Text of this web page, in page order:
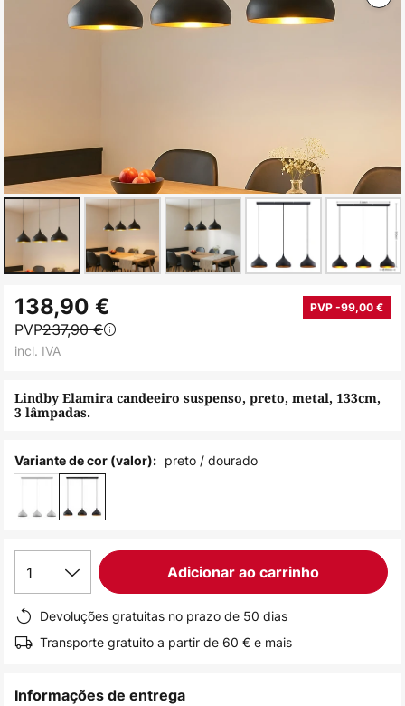
para
início
Galeria
de
Lindby Elamira candeeiro suspenso, preto, metal, 133cm,
3 lâmpadas.
138,90 € PVP -99,00 €
PVP237,90 €
incl. IVA
Variante de cor (valor): preto / dourado
1 Adicionar ao carrinho
Devoluções gratuitas no prazo de 50 dias
Transporte gratuito a partir de 60 € e mais
Informações de entrega